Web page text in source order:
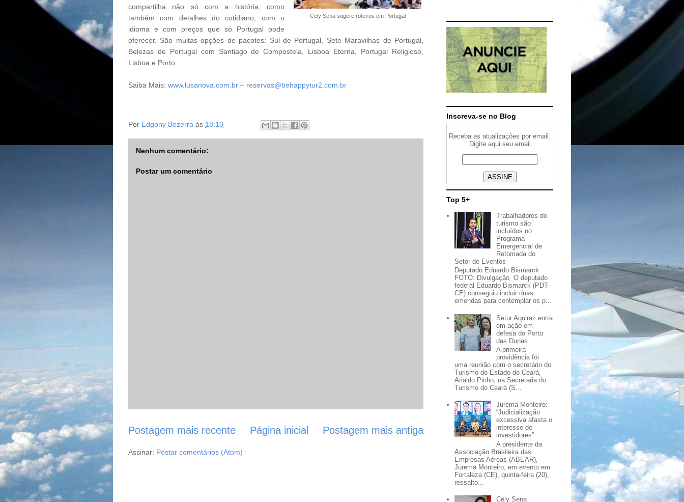
Cely Sena sugere roteiros em Portugal
compartilha não só com a história, como
também com detalhes do cotidiano, com o
idioma e com preços que só Portugal pode
oferecer. São muitas opções de pacotes: Sul de Portugal, Sete Maravilhas de Portugal,
Belezas de Portugal com Santiago de Compostela, Lisboa Eterna, Portugal Religioso,
Lisboa e Porto.
Saiba Mais: www.lusanova.com.br – reservas@behappytur2.com.br
Por Edgony Bezerra às 18:10
Nenhum comentário:
Postar um comentário
Postagem mais recente Postagem mais antiga
Página inicial
Assinar: Postar comentários (Atom)
Inscreva-se no Blog
Receba as atualizações por email.
Digite aqui seu email
Top 5+
Trabalhadores do
turismo são
incluídos no
Programa
Emergencial de
Retomada do
Setor de Eventos
Deputado Eduardo Bismarck
FOTO: Divulgação O deputado
federal Eduardo Bismarck (PDT-
CE) conseguiu incluir duas
emendas para contemplar os p...
Setur Aquiraz entra
em ação em
defesa do Porto
das Dunas
A primeira
providência foi
uma reunião com o secretário do
Turismo do Estado do Ceará,
Arialdo Pinho, na Secretaria do
Turismo do Ceará (S...
Jurema Monteiro:
“Judicialização
excessiva afasta o
interesse de
investidores”
A presidente da
Associação Brasileira das
Empresas Aéreas (ABEAR),
Jurema Monteiro, em evento em
Fortaleza (CE), quinta-feira (20),
ressalto...
Cely Sena